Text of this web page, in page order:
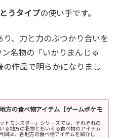
うタイプの使い手です。
、力と力のぶつかり合いを
名物の「いかりまんじゅ
作品で明らかになりまし
地方の食べ物アイテム【ゲームポケモ
トモンスター』シリーズでは、それぞれの
る地方の名物ともいえる食べ物のアイテム
回は、各地方の食べ物アイテムを紹介して